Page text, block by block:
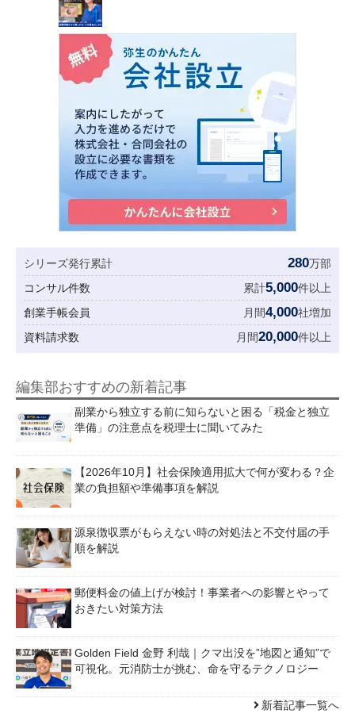
シリーズ発行累計 280万部
コンサル件数
累計5,000件以上
創業手帳会員
月間4,000社増加
資料請求数
月間20,000件以上
編集部おすすめの新着記事
副業から独立する前に知らないと困る「税金と独立
準備」の注意点を税理士に聞いてみた
【2026年10月】社会保険適用拡大で何が変わる？企
業の負担額や準備事項を解説
源泉徴収票がもらえない時の対処法と不交付届の手
順を解説
郵便料金の値上げが検討！事業者への影響とやって
おきたい対策方法
Golden Field 金野 利哉｜クマ出没を”地図と通知”で
可視化。元消防士が挑む、命を守るテクノロジー
新着記事一覧へ